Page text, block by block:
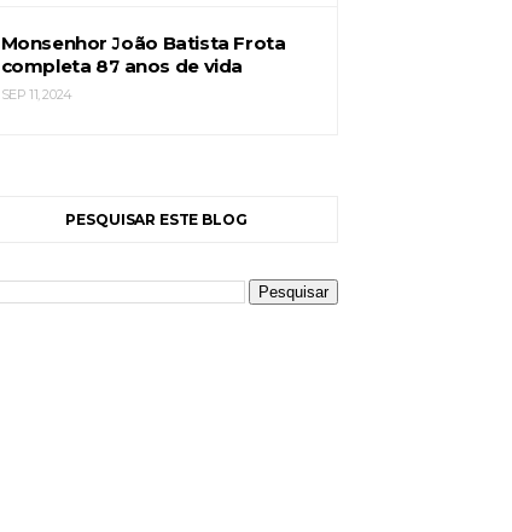
Monsenhor João Batista Frota
completa 87 anos de vida
SEP 11, 2024
PESQUISAR ESTE BLOG